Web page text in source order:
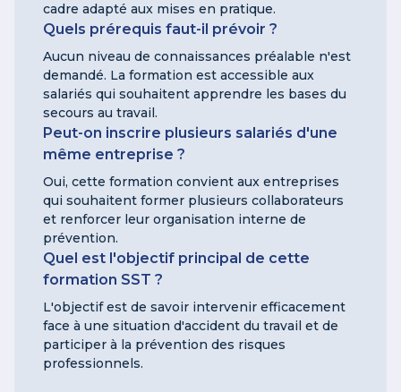
cadre adapté aux mises en pratique.
Quels prérequis faut-il prévoir ?
Aucun niveau de connaissances préalable n'est
demandé. La formation est accessible aux
salariés qui souhaitent apprendre les bases du
secours au travail.
Peut-on inscrire plusieurs salariés d'une
même entreprise ?
Oui, cette formation convient aux entreprises
qui souhaitent former plusieurs collaborateurs
et renforcer leur organisation interne de
prévention.
Quel est l'objectif principal de cette
formation SST ?
L'objectif est de savoir intervenir efficacement
face à une situation d'accident du travail et de
participer à la prévention des risques
professionnels.